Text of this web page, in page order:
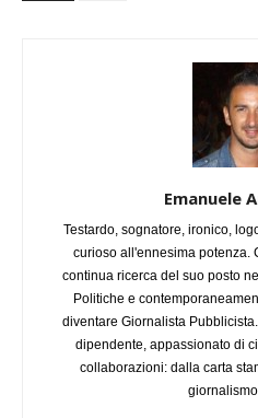
Emanuele
Testardo, sognatore, ironico,
curioso all'ennesima potenza.
continua ricerca del suo posto
Politiche e
diventare Giornalista
dipendente, appassionato di
collaborazioni: dalla carta